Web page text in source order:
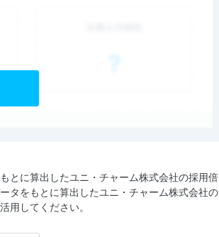
とに算出したユニ・チャーム株式会社の採用倍
タをもとに算出したユニ・チャーム株式会社の
用してください。